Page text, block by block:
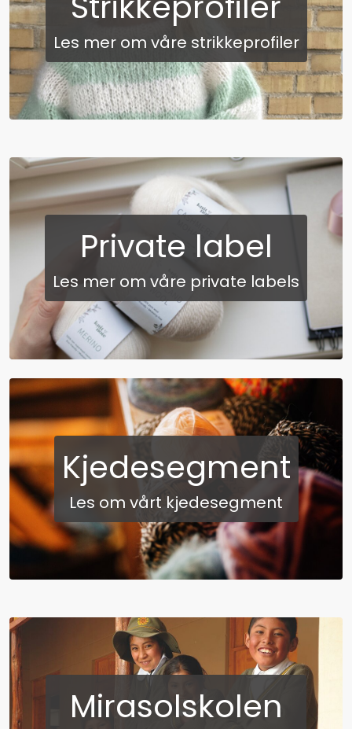
Les mer om våre strikkeprofiler
Private label
Les mer om våre private labels
Kjedesegment
Les om vårt kjedesegment
Mirasolskolen